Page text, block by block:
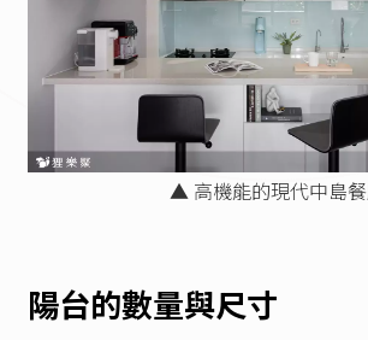
▲ 高機能的現代中島
陽台的數量與尺寸